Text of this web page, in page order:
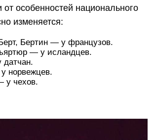
от особенностей национального
изменяется:
Бертин — у французов.
— у исландцев.
норвежцев.
у чехов.